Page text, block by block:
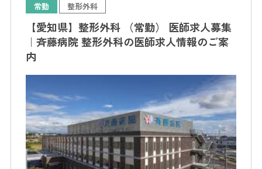
常勤 整形外科
【愛知県】整形外科 （常勤） 医師求人募集
｜斉藤病院 整形外科の医師求人情報のご案
内